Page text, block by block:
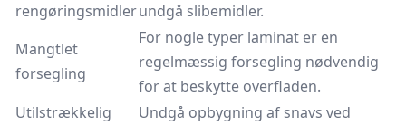
rengøringsmidlerundgå slibemidler.
Mangtlet
forsegling
For nogle typer laminat er en
regelmæssig forsegling nødvendig
for at beskytte overfladen.
Utilstrækkelig
Undgå opbygning af snavs ved